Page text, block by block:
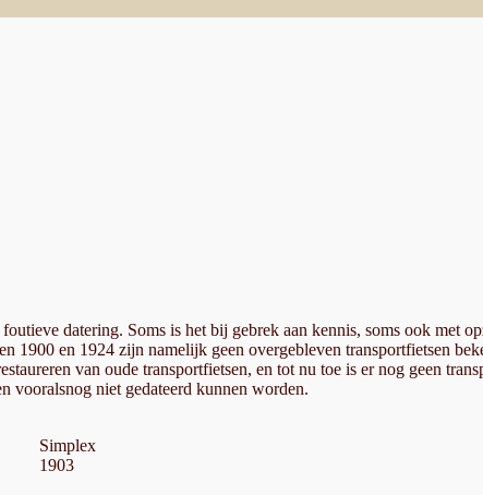
datering. Soms is het bij gebrek aan kennis, soms ook met
1900 en 1924 zijn namelijk geen overgebleven transportfietsen
van oude transportfietsen, en tot nu toe is er nog geen
vooralsnog niet gedateerd kunnen worden.
Simplex
1903